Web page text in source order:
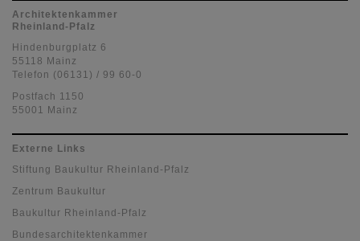
Architektenkammer
Rheinland-Pfalz
Hindenburgplatz 6
55118 Mainz
Telefon (06131) / 99 60-0
Postfach 1150
55001 Mainz
Externe Links
Stiftung Baukultur Rheinland-Pfalz
Zentrum Baukultur
Baukultur Rheinland-Pfalz
Bundesarchitektenkammer